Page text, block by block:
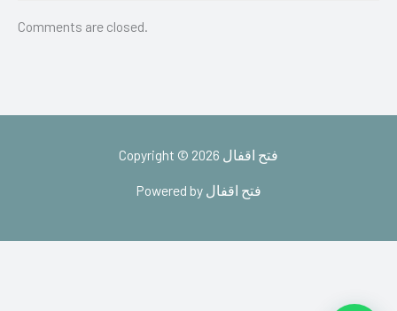
Comments are closed.
Copyright © 2026 فتح اقفال
Powered by فتح اقفال